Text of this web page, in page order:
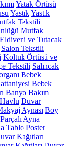
Yatak Örtüsü
YastıkYastık
Tekstili
Mutfak
Eldiveni ve Tutacak
Salon Tekstili
Koltuk Örtüsü ve
Tekstili Salıncak
Bebek
Bebek
Banyo Bakım
Havlu Duvar
Aynası Boy
Parçalı Ayna
Tablo Poster
Kağıtları